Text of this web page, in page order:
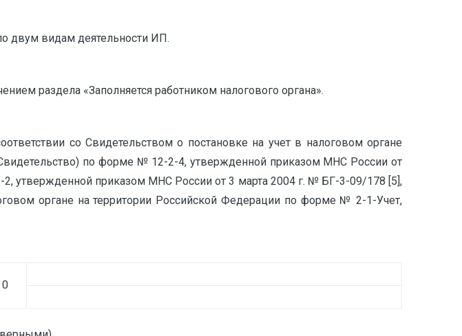
двум видам деятельности ИП.
раздела «Заполняется работником налогового органа».
со Свидетельством о постановке на учет в налоговом органе
по форме № 12-2-4, утвержденной приказом МНС России от
утвержденной приказом МНС России от 3 марта 2004 г. № БГ-3-09/178 [5],
органе на территории Российской Федерации по форме № 2-1-Учет,
0